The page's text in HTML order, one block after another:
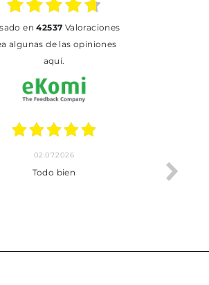
en42537 Valoraciones
aquí.
02.07.2026
Todo bien